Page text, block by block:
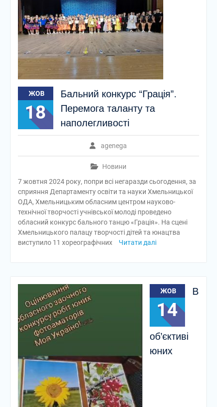
ЖОВ
18
Бальний конкурс “Грація”.
Перемога таланту та
наполегливості
agenega
Новини
7 жовтня 2024 року, попри всі негаразди сьогодення, за
сприяння Департаменту освіти та науки Хмельницької
ОДА, Хмельницьким обласним центром науково-
технічної творчості учнівської молоді проведено
обласний конкурс бального танцю «Грація». На сцені
Хмельницького палацу творчості дітей та юнацтва
виступило 11 хореографічних
Читати далі
ЖОВ
14
В
об’єктиві
юних